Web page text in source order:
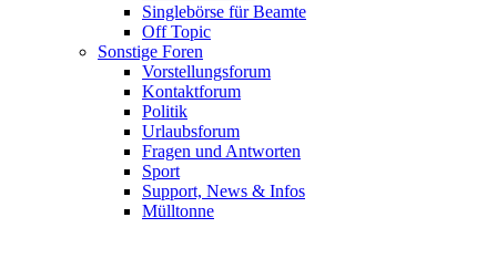
Singlebörse für Beamte
Off Topic
Sonstige Foren
Vorstellungsforum
Kontaktforum
Politik
Urlaubsforum
Fragen und Antworten
Sport
Support, News & Infos
Mülltonne